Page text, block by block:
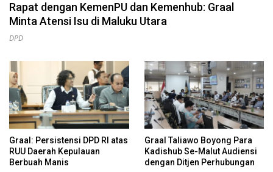
Rapat dengan KemenPU dan Kemenhub: Graal
Minta Atensi Isu di Maluku Utara
DPD
Graal: Persistensi DPD RI atas
RUU Daerah Kepulauan
Berbuah Manis
Graal Taliawo Boyong Para
Kadishub Se-Malut Audiensi
dengan Ditjen Perhubungan